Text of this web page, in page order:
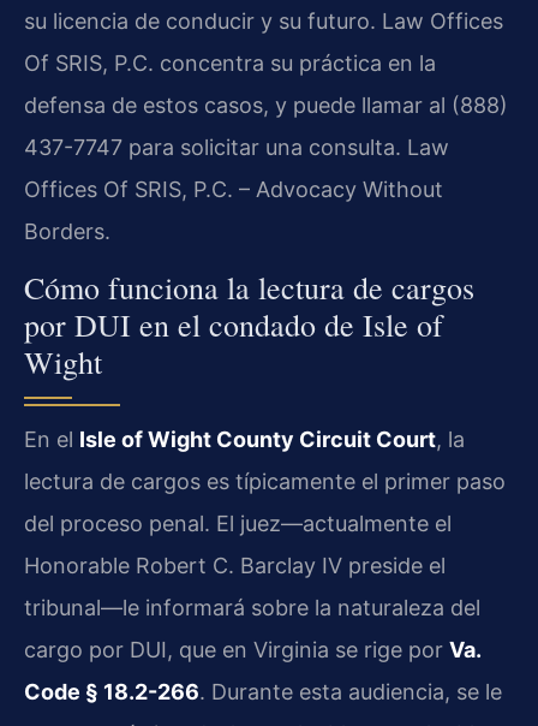
su licencia de conducir y su futuro. Law Offices
Of SRIS, P.C. concentra su práctica en la
defensa de estos casos, y puede llamar al (888)
437-7747 para solicitar una consulta. Law
Offices Of SRIS, P.C. – Advocacy Without
Borders.
Cómo funciona la lectura de cargos
por DUI en el condado de Isle of
Wight
En el Isle of Wight County Circuit Court, la
lectura de cargos es típicamente el primer paso
del proceso penal. El juez—actualmente el
Honorable Robert C. Barclay IV preside el
tribunal—le informará sobre la naturaleza del
cargo por DUI, que en Virginia se rige por Va.
Code § 18.2-266. Durante esta audiencia, se le